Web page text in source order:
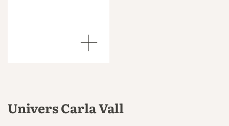
Univers Carla Vall